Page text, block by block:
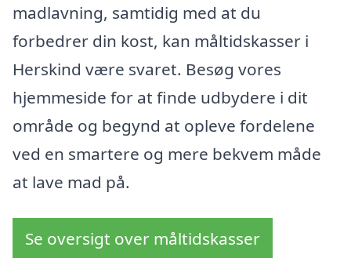
madlavning, samtidig med at du
forbedrer din kost, kan måltidskasser i
Herskind være svaret. Besøg vores
hjemmeside for at finde udbydere i dit
område og begynd at opleve fordelene
ved en smartere og mere bekvem måde
at lave mad på.
Se oversigt over måltidskasser